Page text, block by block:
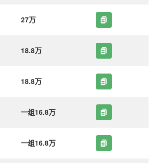
27万
18.8万
18.8万
一组16.8万
一组16.8万